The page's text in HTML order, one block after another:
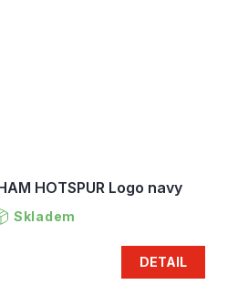
HOTSPUR Logo navy
Skladem
DETAIL